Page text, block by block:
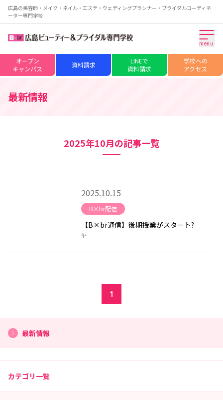
広島の美容師・メイク・ネイル・エステ・ウェディングプランナー・ブライダルコーディネ
ーター専門学校
menu
オープン
キャンパス
資料請求
LINEで
資料請求
学校への
アクセス
最新情報
2025年10月の記事一覧
2025.10.15
B×br配信
【B×br通信】後期授業がスタート?
✨
1
最新情報
カテゴリ一覧